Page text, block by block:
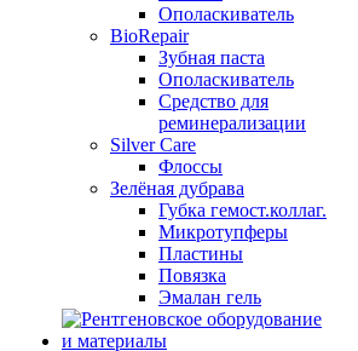
Ополаскиватель
BioRepair
Зубная паста
Ополаскиватель
Средство для
реминерализации
Silver Care
Флоссы
Зелёная дубрава
Губка гемост.коллаг.
Микротупферы
Пластины
Повязка
Эмалан гель